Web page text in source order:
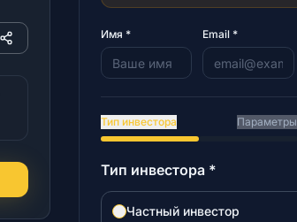
Имя * Email *
Тип инвестора Параметры
Тип инвестора *
Частный инвестор